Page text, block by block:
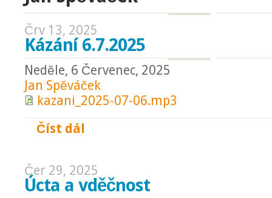
Črv 13, 2025
Kázání 6.7.2025
Neděle, 6 Červenec, 2025
Jan Spěváček
kazani_2025-07-06.mp3
Číst dál
Čer 29, 2025
Úcta a vděčnost